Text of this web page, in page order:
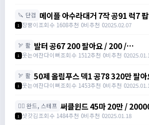
🔪 단검 메이플 아수라대거 7작 공91 럭7
려요 / 아수라대거
1 장뿡이조회수 1608추천 0비추천 02025.02.07
🏹 활 발터 공67 200 팔아요 / 200 /
https://open.kakao.com/o/
1 웃는여잔다이뻐조회수 1512추천 0비추천 0
🏹 활 50제 올림푸스 덱1 공78 320만 팔
https://open.kakao.com/o/
1 웃는여잔다이뻐조회수 1453추천 0비추천 0
🧙‍♀️ 완드, 스테프 써클윈드 45마 20만 /
https://
1 삿갓김조회수 1484추천 0비추천 02025.01.18